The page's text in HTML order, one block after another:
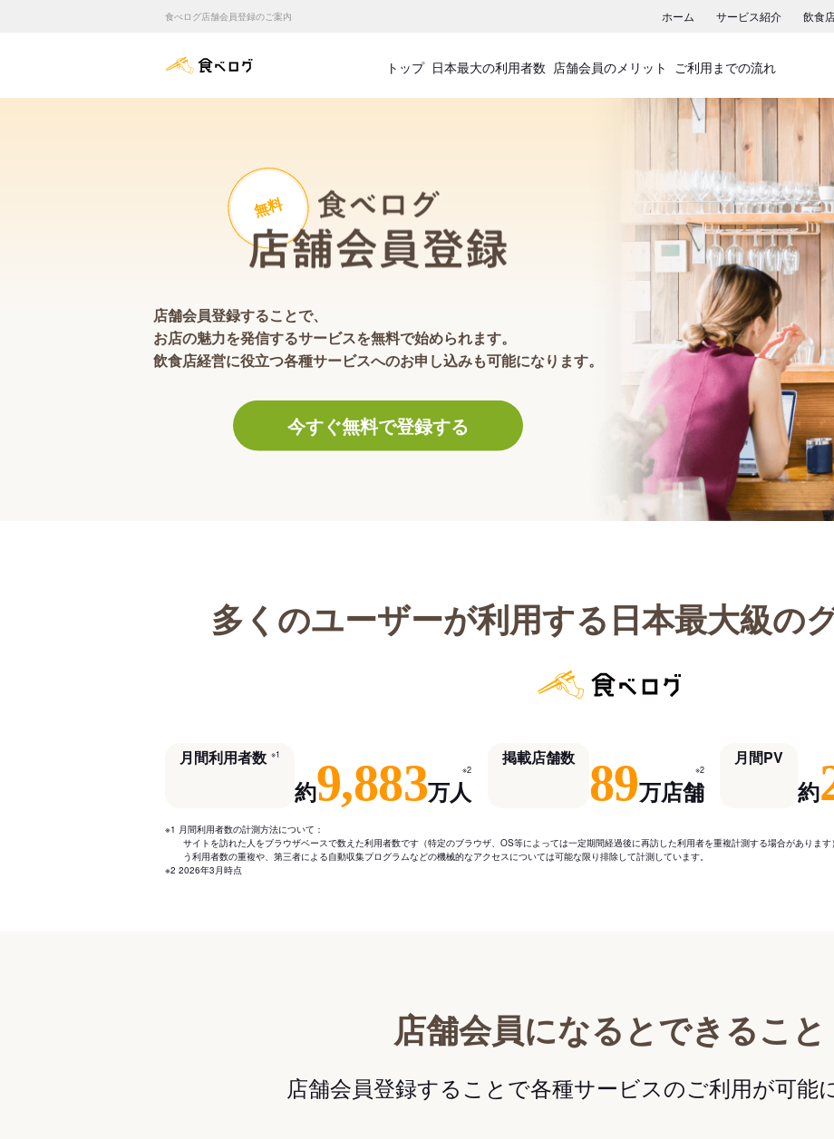
食べログ店舗会員登録のご案内 ホーム サービス紹介 飲食
トップ 日本最大の利用者数 店舗会員のメリット ご利用までの流れ
無料
店舗会員登録することで、
お店の魅力を発信するサービスを無料で始められます。
飲食店経営に役立つ各種サービスへのお申し込みも可能になります。
今すぐ無料で登録する
多くのユーザーが利用する日本最大級の
月間利用者数 ※1
約9,883万人
※2
掲載店舗数 89万店舗
※2
月間PV
約
※1 月間利用者数の計測方法について：
サイトを訪れた人をブラウザベースで数えた利用者数です（特定のブラウザ、OS等によっては一定期間経過後に再訪した利用者を重複計測する場合がありま
う利用者数の重複や、第三者による自動収集プログラムなどの機械的なアクセスについては可能な限り排除して計測しています。
※2 2026年3月時点
店舗会員になるとできること
店舗会員登録することで各種サービスのご利用が可能